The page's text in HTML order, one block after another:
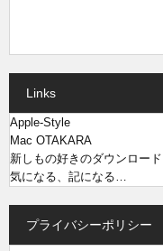
Links
Apple-Style
Mac OTAKARA
新しもの好きのダウンロード
気になる、記になる…
プライバシーポリシー